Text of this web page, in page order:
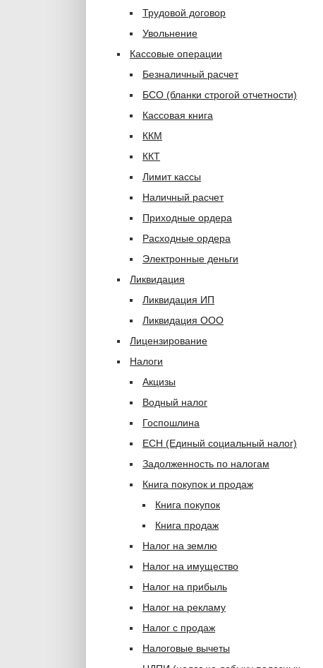
Трудовой договор
Увольнение
Кассовые операции
Безналичный расчет
БСО (бланки строгой отчетности)
Кассовая книга
ККМ
ККТ
Лимит кассы
Наличный расчет
Приходные ордера
Расходные ордера
Электронные деньги
Ликвидация
Ликвидация ИП
Ликвидация ООО
Лицензирование
Налоги
Акцизы
Водный налог
Госпошлина
ЕСН (Единый социальный налог)
Задолженность по налогам
Книга покупок и продаж
Книга покупок
Книга продаж
Налог на землю
Налог на имущество
Налог на прибыль
Налог на рекламу
Налог с продаж
Налоговые вычеты